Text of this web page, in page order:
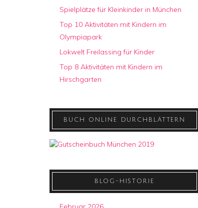
Spielplätze für Kleinkinder in München
Top 10 Aktivitäten mit Kindern im
Olympiapark
Lokwelt Freilassing für Kinder
Top 8 Aktivitäten mit Kindern im
Hirschgarten
BUCH ONLINE DURCHBLÄTTERN
BLOG-HISTORIE